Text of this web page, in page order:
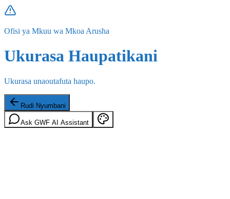
Ofisi ya Mkuu wa Mkoa Arusha
Ukurasa Haupatikani
Ukurasa unaoutafuta haupo.
Rudi Nyumbani
Ask GWF AI Assistant